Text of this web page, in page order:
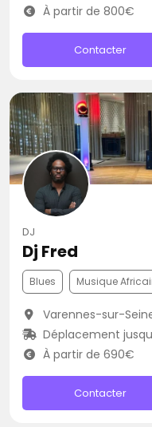
À partir de 800€
Contacter
DJ
Dj Fred
Blues Musique
Varennes-sur-
Déplacement
À partir de 690€
Contacter